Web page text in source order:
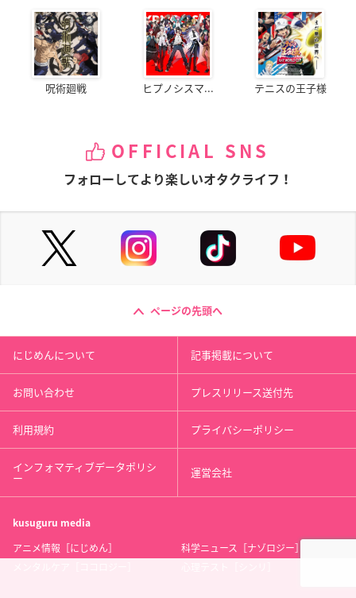
呪術廻戦 ヒプノシスマ... テニスの王子様
OFFICIAL SNS
フォローしてより楽しいオタクライフ！
ページの先頭へ
にじめんについて 記事掲載について
お問い合わせ プレスリリース送付先
利用規約 プライバシーポリシー
インフォマティブデータポリシ
ー 運営会社
kusuguru media
アニメ情報［にじめん］
科学ニュース［ナゾロジー］